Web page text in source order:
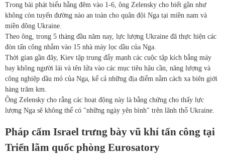
Trong bài phát biểu hằng đêm vào 1-6, ông Zelensky cho biết gần như
không còn tuyến đường nào an toàn cho quân đội Nga tại miền nam và
miền đông Ukraine.
Theo ông, trong 5 tháng đầu năm nay, lực lượng Ukraine đã thực hiện các
đòn tấn công nhằm vào 15 nhà máy lọc dầu của Nga.
Thời gian gần đây, Kiev tập trung đẩy mạnh các cuộc tập kích bằng máy
bay không người lái và tên lửa vào các mục tiêu hậu cần, năng lượng và
công nghiệp dầu mỏ của Nga, kể cả những địa điểm nằm cách xa biên giới
hàng trăm km.
Ông Zelensky cho rằng các hoạt động này là bằng chứng cho thấy lực
lượng Nga sẽ không thể có "những ngày yên bình" trên lãnh thổ Ukraine.
Pháp cấm Israel trưng bày vũ khí tấn công tại
Triển lãm quốc phòng Eurosatory